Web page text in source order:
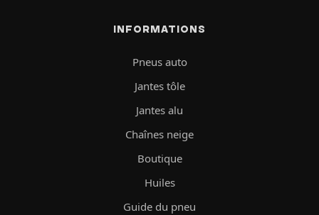
INFORMATIONS
Pneus auto
Jantes tôle
Jantes alu
Chaînes neige
Boutique
Huiles
Guide du pneu